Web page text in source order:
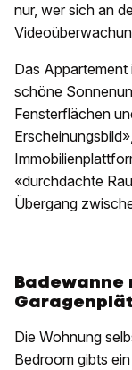
nur, wer sich an
Das
schöne
Fensterflächen
«durchdachte
Übergang
Badewanne
Die Wohnung
Bedroom gibts